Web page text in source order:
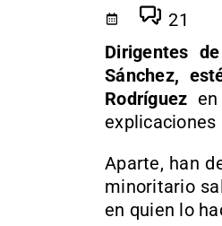
21
Dirigentes
Sánchez,
Rodríguez
explicaciones
Aparte, han
minoritario
en quien lo